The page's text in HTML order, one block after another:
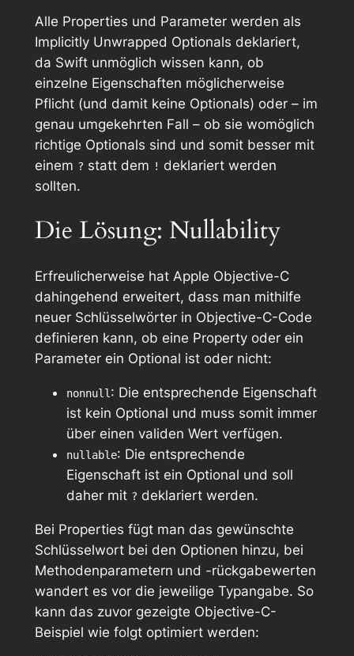
Alle Properties und Parameter werden als
Implicitly Unwrapped Optionals deklariert,
da Swift unmöglich wissen kann, ob
einzelne Eigenschaften möglicherweise
Pflicht (und damit keine Optionals) oder – im
genau umgekehrten Fall – ob sie womöglich
richtige Optionals sind und somit besser mit
einem ? statt dem ! deklariert werden
sollten.
Die Lösung: Nullability
Erfreulicherweise hat Apple Objective-C
dahingehend erweitert, dass man mithilfe
neuer Schlüsselwörter in Objective-C-Code
definieren kann, ob eine Property oder ein
Parameter ein Optional ist oder nicht:
nonnull : Die entsprechende Eigenschaft
ist kein Optional und muss somit immer
über einen validen Wert verfügen.
nullable: Die entsprechende
Eigenschaft ist ein Optional und soll
daher mit ? deklariert werden.
Bei Properties fügt man das gewünschte
Schlüsselwort bei den Optionen hinzu, bei
Methodenparametern und -rückgabewerten
wandert es vor die jeweilige Typangabe. So
kann das zuvor gezeigte Objective-C-
Beispiel wie folgt optimiert werden: